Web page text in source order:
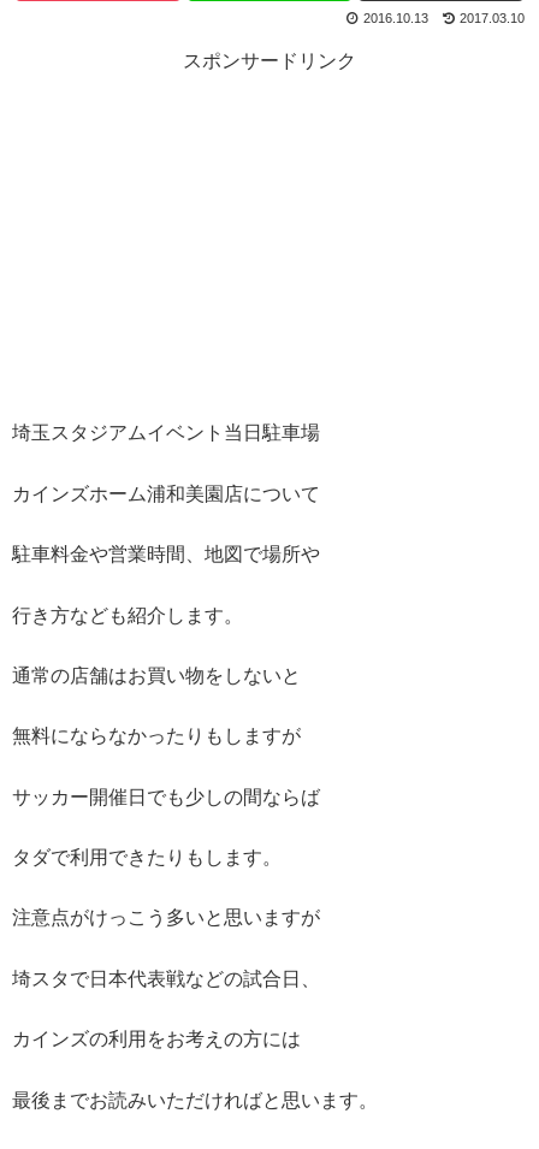
2017.03.10
2016.10.13
スポンサードリンク
埼玉スタジアムイベント当日駐車場
カインズホーム浦和美園店について
駐車料金や営業時間、地図で場所や
行き方なども紹介します。
通常の店舗はお買い物をしないと
無料にならなかったりもしますが
サッカー開催日でも少しの間ならば
タダで利用できたりもします。
注意点がけっこう多いと思いますが
埼スタで日本代表戦などの試合日、
カインズの利用をお考えの方には
最後までお読みいただければと思います。